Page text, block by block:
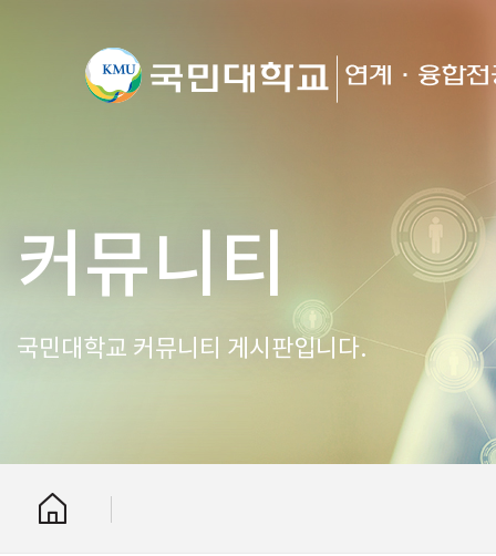
커뮤니티
국민대학교 커뮤니티 게시판입니다.